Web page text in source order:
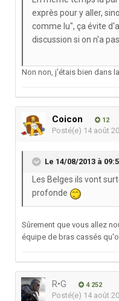
exprès pour y aller,
comme lu", ça évite
discussion si on n'a
Non non, j'étais bien dans
Coicon 12
Posté(e) 14 août
Le 14/08/2013 à
Les Belges ils vont
profonde
Sûrement que vous allez
équipe de bras cassés
R•G 4 252
Posté(e) 14 août